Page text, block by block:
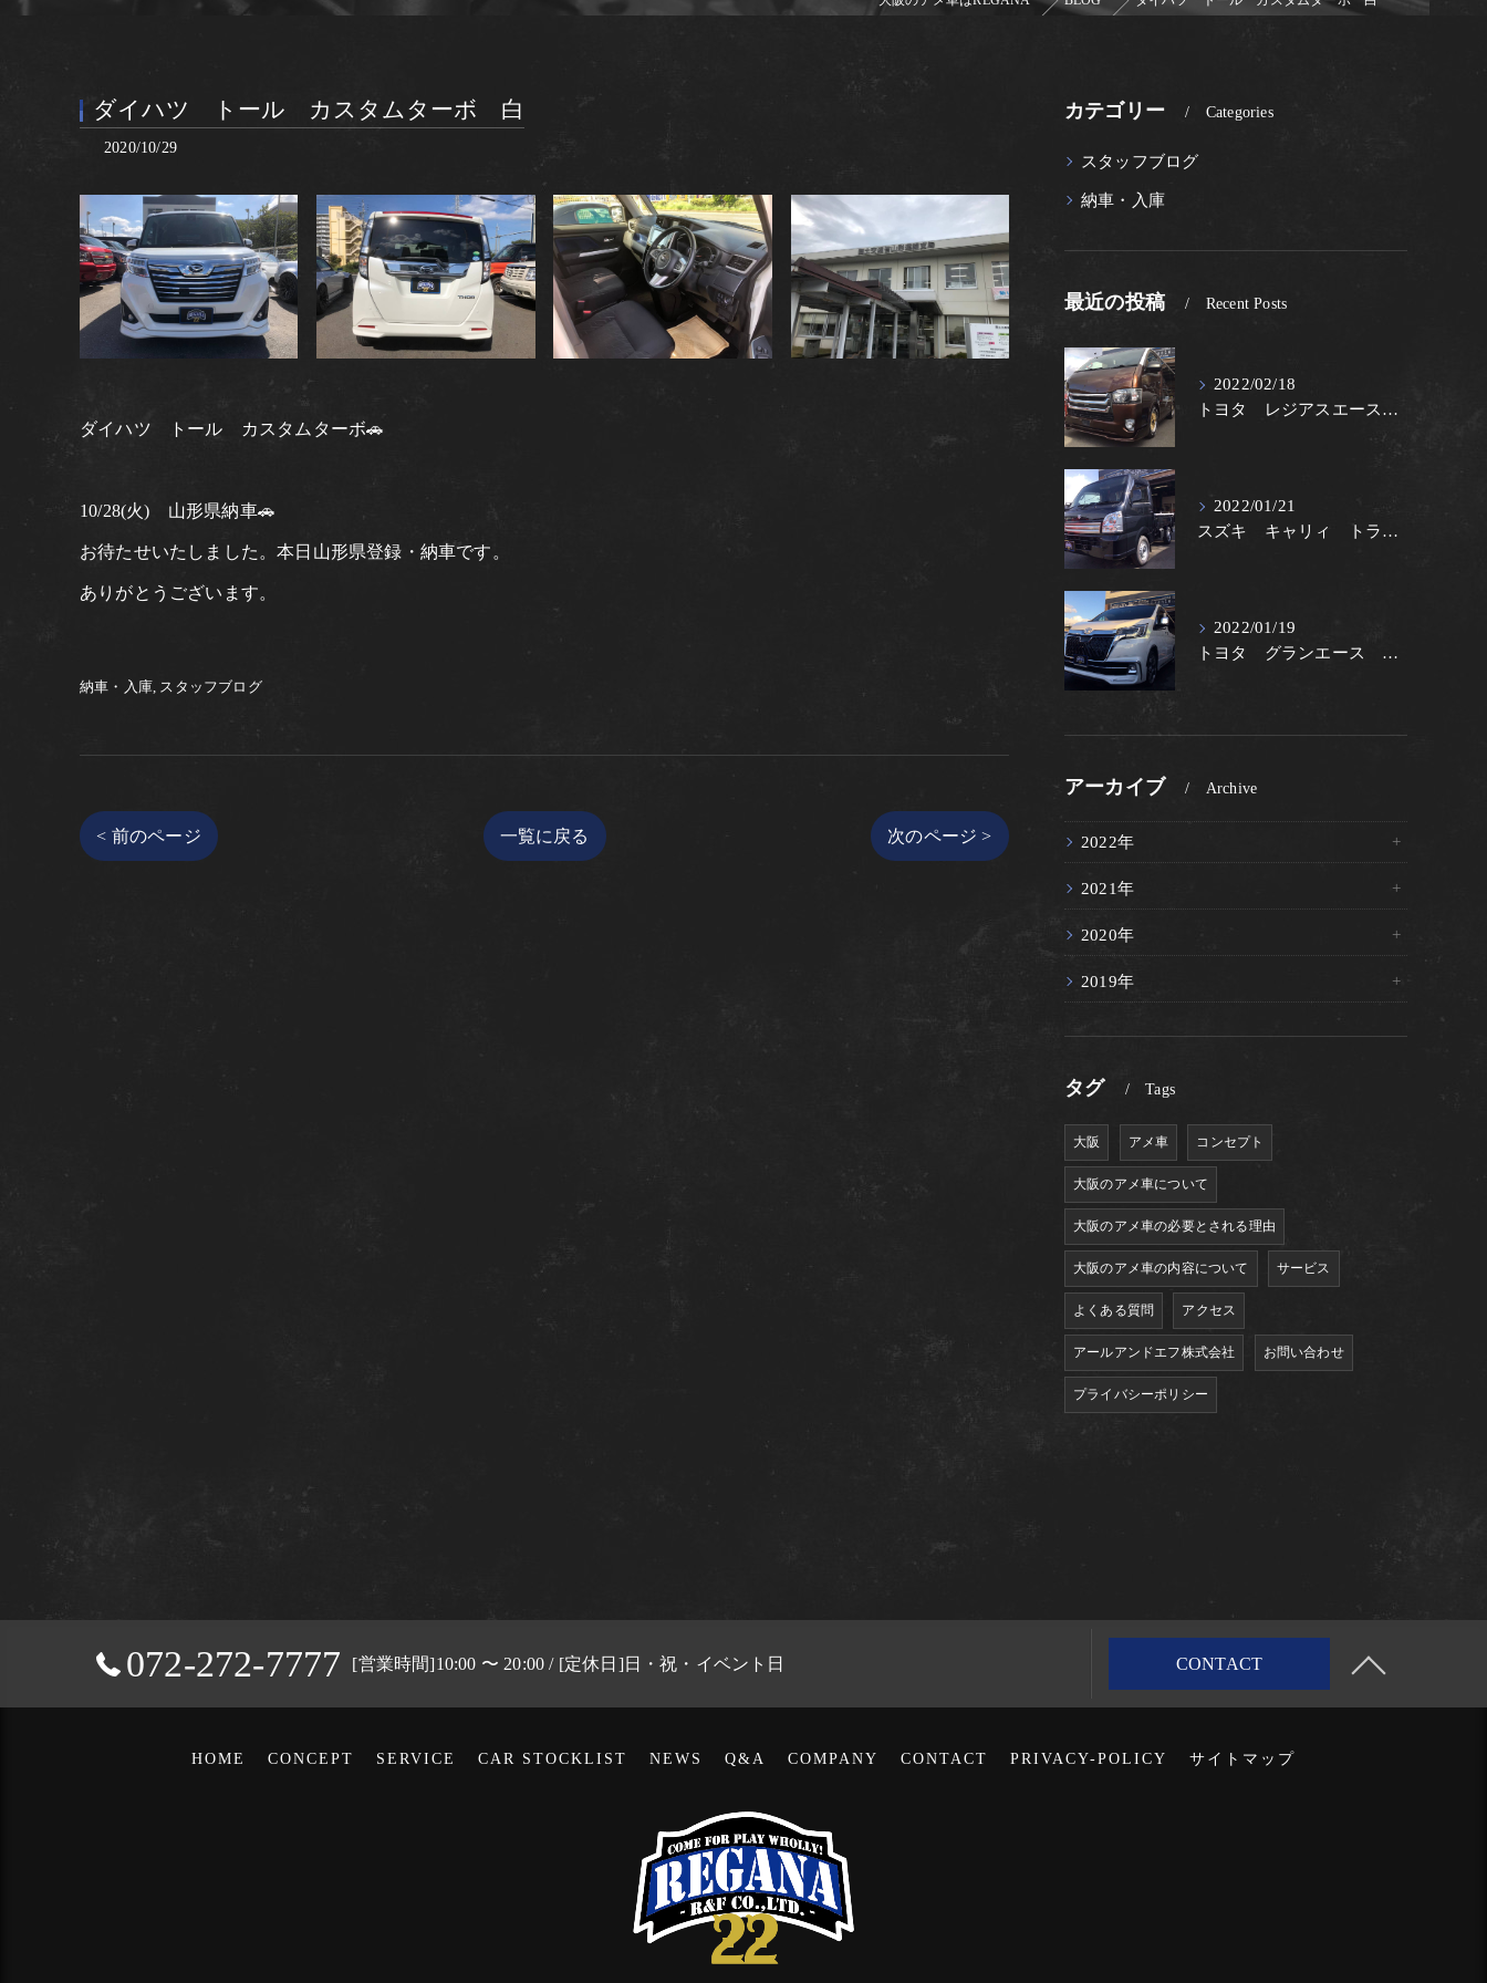
ダイハツ トール カスタムターボ 白
2020/10/29
ダイハツ トール カスタムターボ🚗
10/28(火) 山形県納車🚗
お待たせいたしました。本日山形県登録・納車です。
ありがとうございます。
納車・入庫 スタッフブログ
< 前のページ 一覧に戻る 次のページ >
カテゴリー Categories
スタッフブログ
納車・入庫
最近の投稿 Recent Posts
2022/02/18
トヨタ レジアスエース 茶Ⅱ
2022/01/21
スズキ キャリィ トラック 60周年記念車
2022/01/19
トヨタ グランエース プレミアム
アーカイブ Archive
2022年
2021年
2020年
2019年
タグ Tags
大阪 アメ車 コンセプト
大阪のアメ車について
大阪のアメ車の必要とされる理由
大阪のアメ車の内容について サービス
よくある質問 アクセス
アールアンドエフ株式会社 お問い合わせ
プライバシーポリシー
072-272-7777 [営業時間]10:00 〜 20:00 / [定休日]日・祝・イベント日 CONTACT
HOME CONCEPT SERVICE CAR STOCKLIST NEWS Q&A COMPANY CONTACT PRIVACY-POLICY サイトマップ